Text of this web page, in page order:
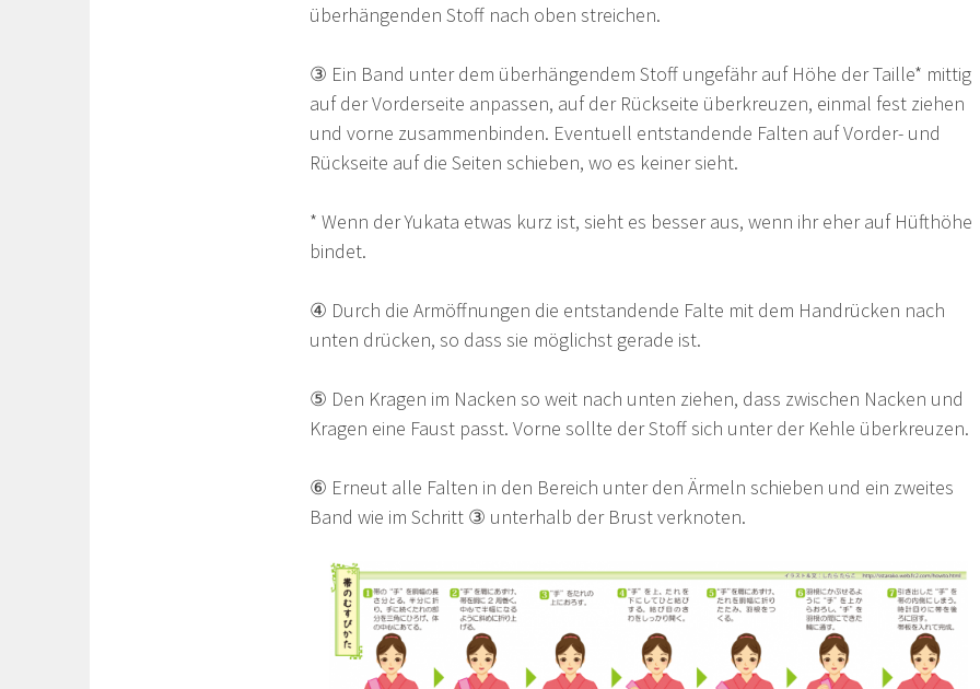
überhängenden Stoff nach oben streichen.
③ Ein Band unter dem überhängendem Stoff ungefähr auf Höhe der Taille* mittig
auf der Vorderseite anpassen, auf der Rückseite überkreuzen, einmal fest ziehen
und vorne zusammenbinden. Eventuell entstandende Falten auf Vorder- und
Rückseite auf die Seiten schieben, wo es keiner sieht.
* Wenn der Yukata etwas kurz ist, sieht es besser aus, wenn ihr eher auf Hüfthöhe
bindet.
④ Durch die Armöffnungen die entstandende Falte mit dem Handrücken nach
unten drücken, so dass sie möglichst gerade ist.
⑤ Den Kragen im Nacken so weit nach unten ziehen, dass zwischen Nacken und
Kragen eine Faust passt. Vorne sollte der Stoff sich unter der Kehle überkreuzen.
⑥ Erneut alle Falten in den Bereich unter den Ärmeln schieben und ein zweites
Band wie im Schritt ③ unterhalb der Brust verknoten.